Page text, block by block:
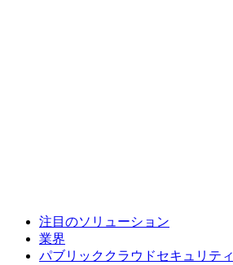
注目のソリューション
業界
パブリッククラウドセキュリティ